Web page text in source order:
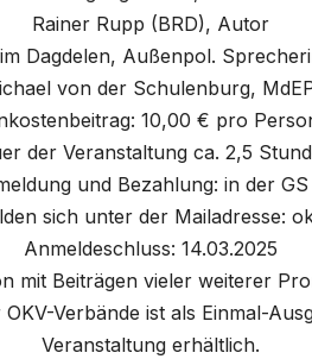
Rainer Rupp (BRD), Autor
Dagdelen, Außenpol.
von der Schulenburg,
10,00 € pro
der Veranstaltung ca. 2,5
und Bezahlung: in der
sich unter der Mailadresse:
Anmeldeschluss: 14.03.2025
mit Beiträgen vieler weiterer
Verbände ist als Einmal-
Veranstaltung erhältlich.